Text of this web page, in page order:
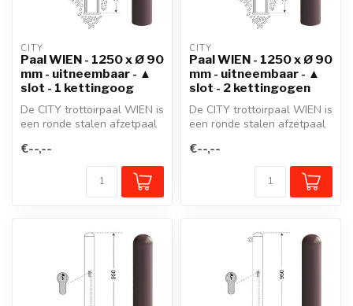
CITY
Paal WIEN - 1250 x Ø 90
mm - uitneembaar - ▲
slot - 1 kettingoog
De CITY trottoirpaal WIEN is
een ronde stalen afzetpaal
€--,--
CITY
Paal WIEN - 1250 x Ø 90
mm - uitneembaar - ▲
slot - 2 kettingogen
De CITY trottoirpaal WIEN is
een ronde stalen afzetpaal
€--,--